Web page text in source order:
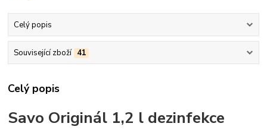
Celý popis
Související zboží 41
Celý popis
Savo Originál 1,2 l dezinfekce